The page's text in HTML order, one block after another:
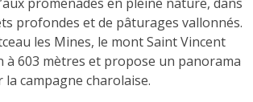
profondes et de pâturages vallonnés.
les Mines, le mont Saint Vincent
à 603 mètres et propose un panorama
campagne charolaise.